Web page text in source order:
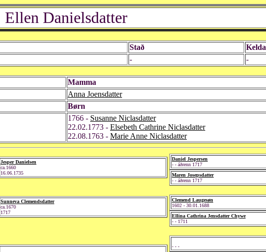
Ellen Danielsdatter
Stað
Kelda
- -
Mamma
Anna Joensdatter
Børn
1766 - Susanne Niclasdatter
22.02.1773 - Elsebeth Cathrine Niclasdatter
22.08.1763 - Marie Anne Niclasdatter
Jesper Danielsen
ca.1660
16.06.1735
Sunneva Clemendsdatter
ca.1670
1717
Daniel Jespersen
- - áðrenn 1717
Maren Josepsdatter
- - áðrenn 1717
Clemend Laugesøn
1602 - 30.01.1688
Ellina Cathrina Jensdatter Chywe
- - 1711
- - -